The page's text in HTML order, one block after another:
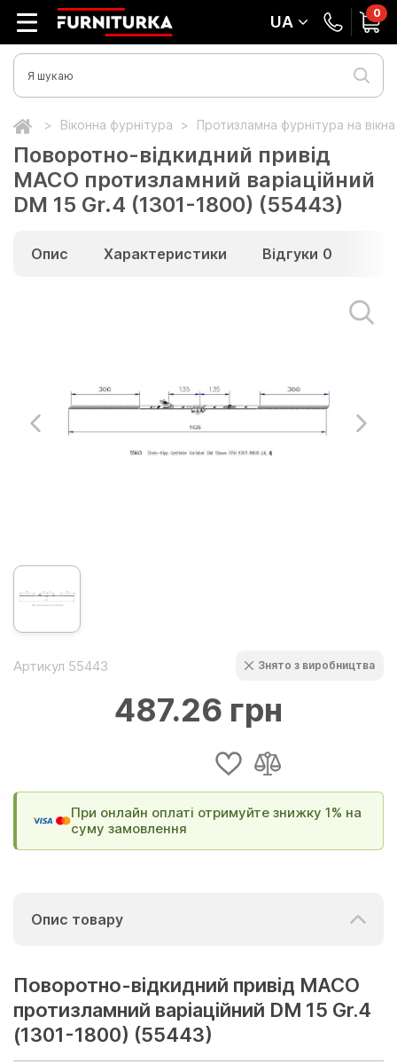
UA 0
Віконна фурнітура Протизламна фурнітура на
Поворотно-відкидний привід
MACO протизламний варіаційний
DM 15 Gr.4 (1301-1800) (55443)
Опис Характеристики Відгуки 0
Артикул 55443 Знято з виробництва
487.26 грн
При онлайн оплаті отримуйте знижку 1% на
суму замовлення
Опис товару
Поворотно-відкидний привід MACO
протизламний варіаційний DM 15 Gr.4
(1301-1800) (55443)